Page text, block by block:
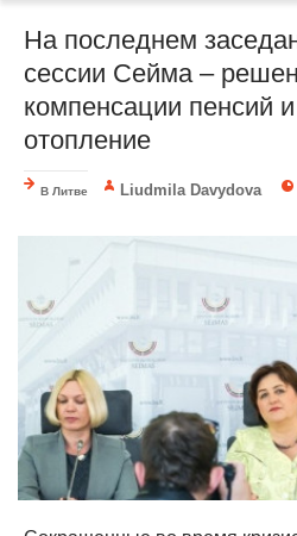
На последнем
сессии Сейма –
компенсации пенсий
отопление
В Литве Liudmila Davydova